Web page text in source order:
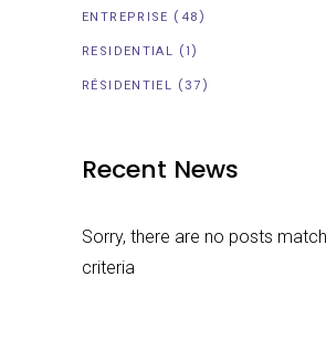
ENTREPRISE (48)
RESIDENTIAL (1)
RÉSIDENTIEL (37)
Recent News
Sorry, there are no posts
criteria